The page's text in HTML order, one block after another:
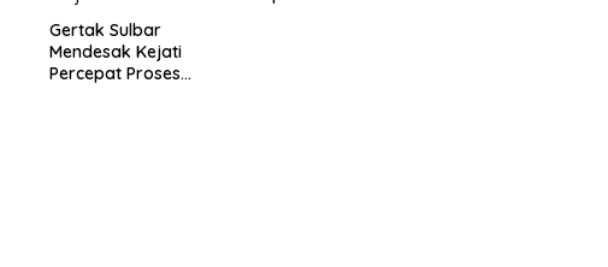
Gertak Sulbar
Mendesak Kejati
Percepat Proses